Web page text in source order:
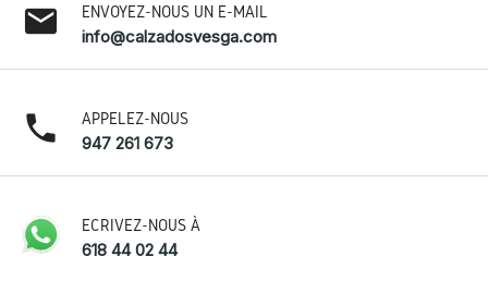
email ENVOYEZ-NOUS UN E-MAIL
info@calzadosvesga.com
phone APPELEZ-NOUS
947 261 673
ÉCRIVEZ-NOUS À
618 44 02 44